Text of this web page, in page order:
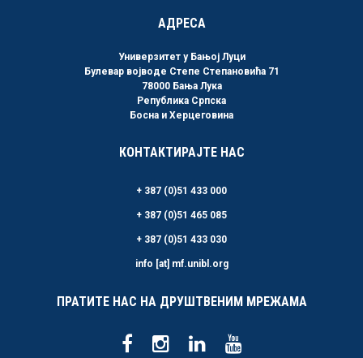
АДРЕСА
Универзитет у Бањој Луци
Булевар војводе Степе Степановића 71
78000 Бања Лука
Република Српска
Босна и Херцеговина
КОНТАКТИРАЈТЕ НАС
+ 387 (0)51 433 000
+ 387 (0)51 465 085
+ 387 (0)51 433 030
info [at] mf.unibl.org
ПРАТИТЕ НАС НА ДРУШТВЕНИМ МРЕЖАМА